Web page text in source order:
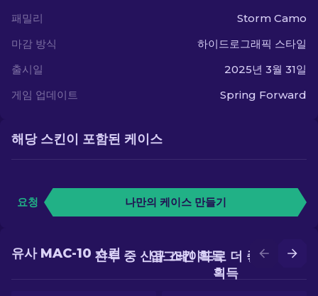
패밀리
Storm Camo
마감 방식
하이드로그래픽 스타일
출시일
2025년 3월 31일
게임 업데이트
Spring Forward
해당 스킨이 포함된 케이스
요청 나만의 케이스 만들기
업그레이드로 더 좋은 스킨
획득
전투 중 신규 스킨 획득
유사 MAC-10 스킨